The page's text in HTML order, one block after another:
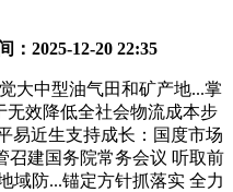
： 2025-12-20 22:35
中型油气田和矿产地...掌
无效降低全社会物流成本步
易近生支持成长：国度市场
召建国务院常务会议 听取前
域防...锚定方针抓落实 全力